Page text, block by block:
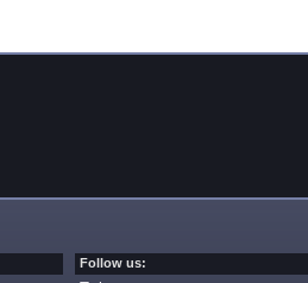
Follow us: